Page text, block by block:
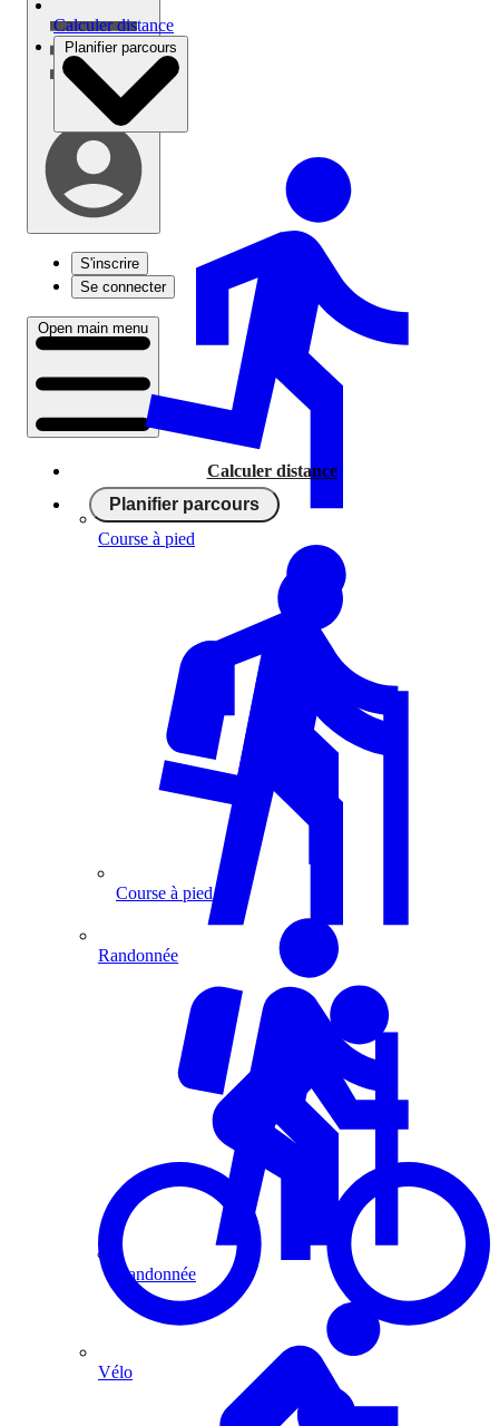
S'inscrire
Se connecter
Open main menu
Calculer distance
Planifier parcours
Course à pied
Randonnée
Calculer distance
Planifier parcours
Course à pied
Randonnée
Vélo